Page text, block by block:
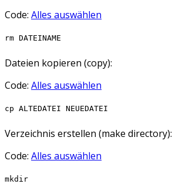
Code: Alles auswählen
rm DATEINAME
Dateien kopieren (copy):
Code: Alles auswählen
cp ALTEDATEI NEUEDATEI
Verzeichnis erstellen (make directory):
Code: Alles auswählen
mkdir